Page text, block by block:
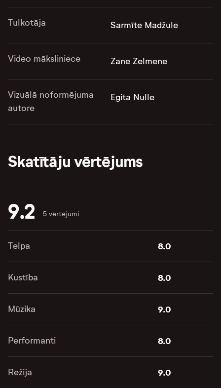
Tulkotāja Sarmīte Madžule
Video māksliniece Zane Zelmene
Vizuālā noformējuma
autore
Egita Nulle
Skatītāju vērtējums
9.2 5 vērtējumi
Telpa 8.0
Kustība 8.0
Mūzika 9.0
Performanti 8.0
Režija 9.0